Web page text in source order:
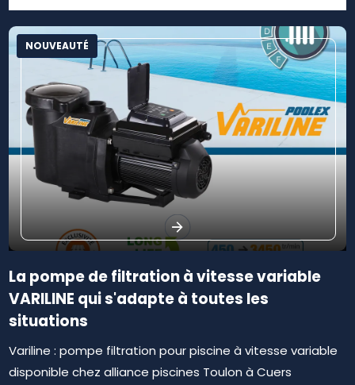
NOUVEAUTÉ
La pompe de filtration à vitesse variable
VARILINE qui s'adapte à toutes les
situations
Variline : pompe filtration pour piscine à vitesse variable
disponible chez alliance piscines Toulon à Cuers